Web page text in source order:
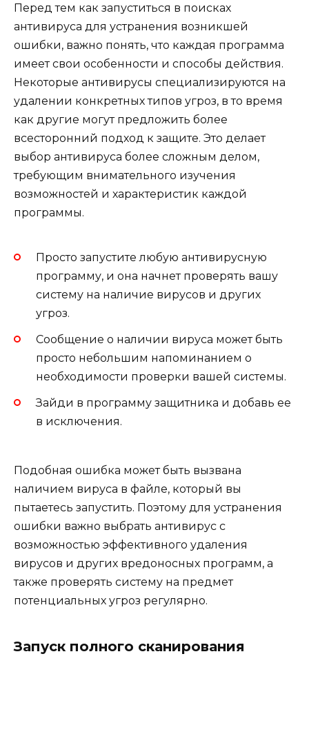
Перед тем как запуститься в поисках
антивируса для устранения возникшей
ошибки, важно понять, что каждая программа
имеет свои особенности и способы действия.
Некоторые антивирусы специализируются на
удалении конкретных типов угроз, в то время
как другие могут предложить более
всесторонний подход к защите. Это делает
выбор антивируса более сложным делом,
требующим внимательного изучения
возможностей и характеристик каждой
программы.
Просто запустите любую антивирусную
программу, и она начнет проверять вашу
систему на наличие вирусов и других
угроз.
Сообщение о наличии вируса может быть
просто небольшим напоминанием о
необходимости проверки вашей системы.
Зайди в программу защитника и добавь ее
в исключения.
Подобная ошибка может быть вызвана
наличием вируса в файле, который вы
пытаетесь запустить. Поэтому для устранения
ошибки важно выбрать антивирус с
возможностью эффективного удаления
вирусов и других вредоносных программ, а
также проверять систему на предмет
потенциальных угроз регулярно.
Запуск полного сканирования